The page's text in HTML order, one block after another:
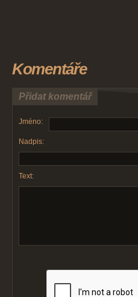
Komentáře
Přidat komentář
Jméno:
Nadpis:
Text: